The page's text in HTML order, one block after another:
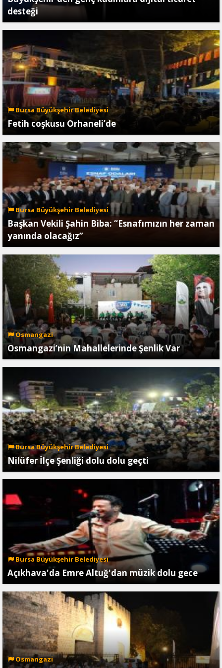
desteği
Bursa Büyükşehir Belediyesi
Fetih coşkusu Orhaneli’de
Bursa Büyükşehir Belediyesi
Başkan Vekili Şahin Biba: “Esnafımızın her zaman
yanında olacağız”
Osmangazi
Osmangazi’nin Mahallelerinde Şenlik Var
Bursa Büyükşehir Belediyesi
Nilüfer İlçe Şenliği dolu dolu geçti
Bursa Büyükşehir Belediyesi
Açıkhava'da Emre Altuğ'dan müzik dolu gece
Osmangazi